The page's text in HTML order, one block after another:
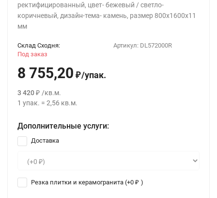
ректифицированный, цвет- бежевый / светло-
коричневый, дизайн-тема- камень, размер 800x1600х11
мм
Артикул: DL572000R
Склад Сходня:
Под заказ
8 755,20 ₽/упак.
3 420 ₽ /кв.м.
1 упак. = 2,56 кв.м.
Дополнительные услуги:
Доставка
Резка плитки и керамогранита (+0 ₽ )